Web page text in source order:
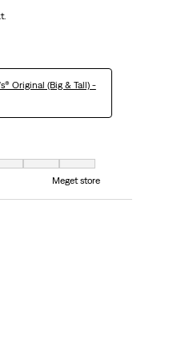
Original (Big & Tall) -
Meget små og 7 er lig med Meget
Meget store